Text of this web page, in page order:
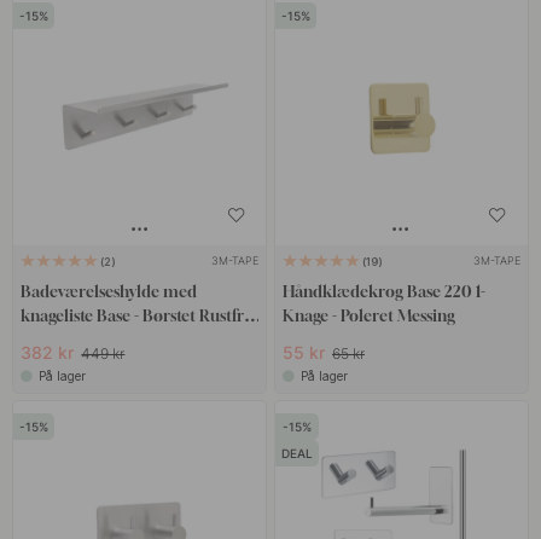
15
2 3M-TAPE
Badeværelseshylde med
knageliste Base - Børstet Rustfrit
382 kr 449 kr
På lager
15
19 3M-TAPE
Håndklædekrog Base 220 1-
Knage - Poleret Messing
55 kr 65 kr
På lager
15
15
DEAL